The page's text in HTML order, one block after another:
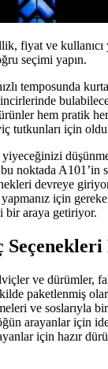
fiyat ve kullanıcı
seçimi yapın.
temposunda
hem pratik
tutkunları için
yiyeceğinizi
bu noktada A101’in
devreye
için
bir araya getiriyor.
ve dürümler,
paketlenmiş
ve soslarıyla
arayanlar için
için hazır